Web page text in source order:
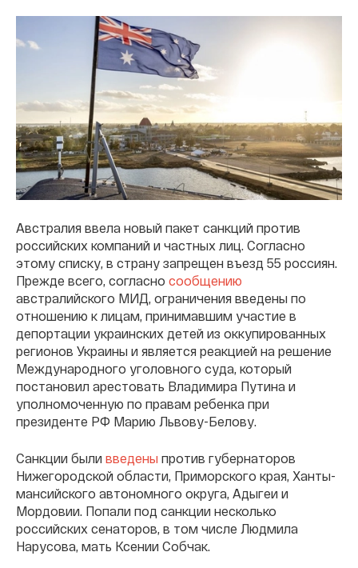
Австралия ввела новый пакет санкций против
российских компаний и частных лиц. Согласно
этому списку, в страну запрещен въезд 55 россиян.
Прежде всего, согласно сообщению
австралийского МИД, ограничения введены по
отношению к лицам, принимавшим участие в
депортации украинских детей из оккупированных
регионов Украины и является реакцией на решение
Международного уголовного суда, который
постановил арестовать Владимира Путина и
уполномоченную по правам ребенка при
президенте РФ Марию Львову-Белову.
Санкции были введены против губернаторов
Нижегородской области, Приморского края, Ханты-
мансийского автономного округа, Адыгеи и
Мордовии. Попали под санкции несколько
российских сенаторов, в том числе Людмила
Нарусова, мать Ксении Собчак.